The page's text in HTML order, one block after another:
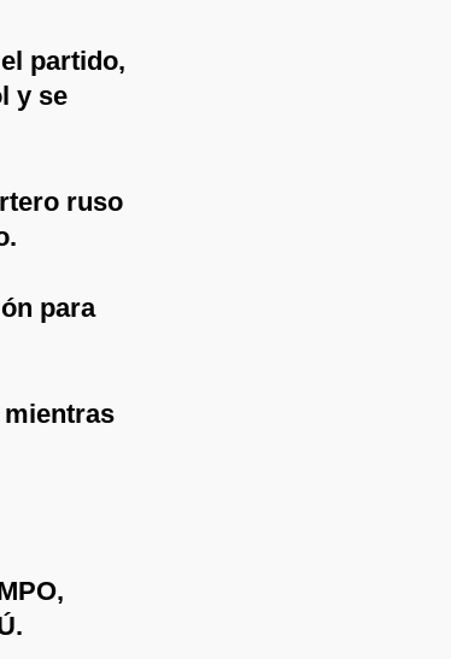
partido,
y se
ruso
para
mientras